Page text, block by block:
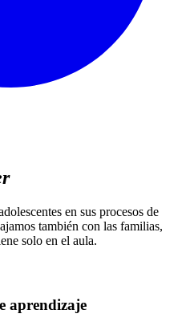
en sus procesos de
también con las familias,
solo en el aula.
aprendizaje